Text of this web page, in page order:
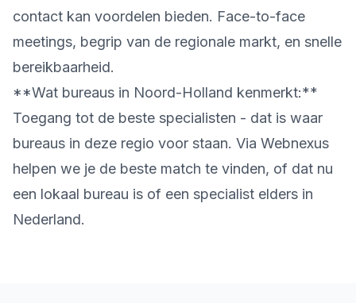
contact kan voordelen bieden. Face-to-face
meetings, begrip van de regionale markt, en snelle
bereikbaarheid.
**Wat bureaus in Noord-Holland kenmerkt:**
Toegang tot de beste specialisten - dat is waar
bureaus in deze regio voor staan. Via Webnexus
helpen we je de beste match te vinden, of dat nu
een lokaal bureau is of een specialist elders in
Nederland.